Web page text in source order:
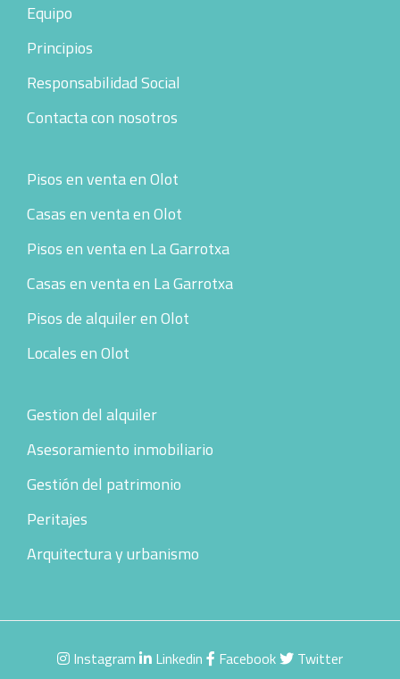
Equipo
Principios
Responsabilidad Social
Contacta con nosotros
Pisos en venta en Olot
Casas en venta en Olot
Pisos en venta en La Garrotxa
Casas en venta en La Garrotxa
Pisos de alquiler en Olot
Locales en Olot
Gestion del alquiler
Asesoramiento inmobiliario
Gestión del patrimonio
Peritajes
Arquitectura y urbanismo
Instagram Linkedin Facebook Twitter